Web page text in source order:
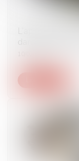
dans le viseur